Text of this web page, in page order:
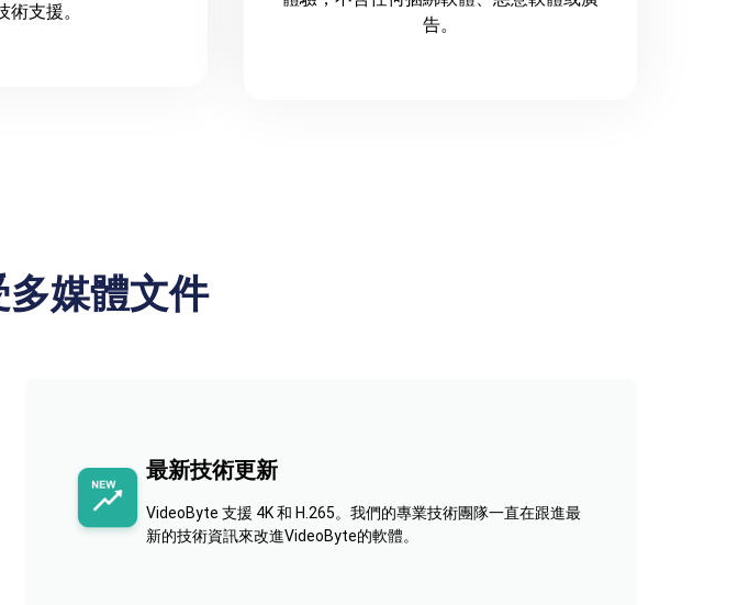
術支援。
告。
媒體文件
最新技術更新
VideoByte 支援 4K 和 H.265。我們的專業技術團隊一直在跟進最
新的技術資訊來改進VideoByte的軟體。